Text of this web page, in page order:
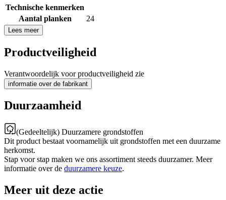
Technische kenmerken
Aantal planken
24
Lees meer
Productveiligheid
Verantwoordelijk voor productveiligheid zie
informatie over de fabrikant
Duurzaamheid
(Gedeeltelijk) Duurzamere grondstoffen
Dit product bestaat voornamelijk uit grondstoffen met een duurzame
herkomst.
Stap voor stap maken we ons assortiment steeds duurzamer. Meer
informatie over de duurzamere keuze.
Meer uit deze actie